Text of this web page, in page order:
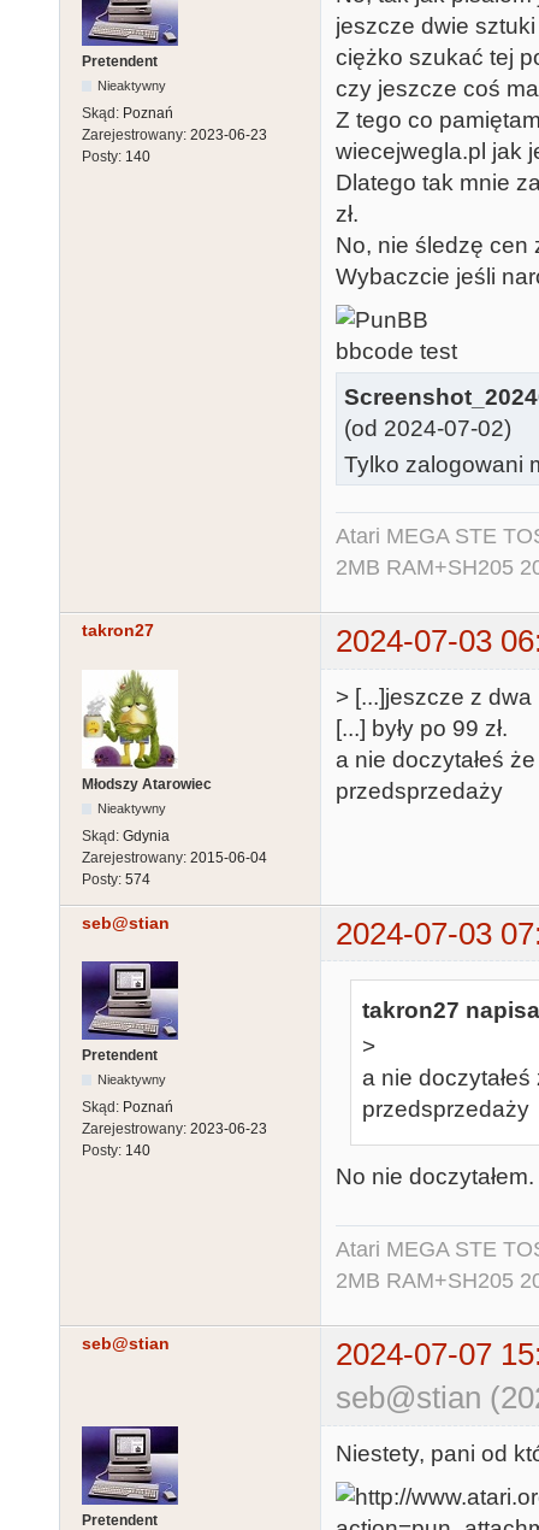
Pretendent
Nieaktywny
Skąd: Poznań
Zarejestrowany: 2023-06-23
Posty: 140
jeszcze dwie sztuki
ciężko szukać tej
czy jeszcze coś
Z tego co
wiecejwegla.pl jak
Dlatego tak mnie
zł.
No, nie śledzę cen
Wybaczcie jeśli
(od 2024-07-02)
Tylko zalogowani
Atari MEGA STE
2MB RAM+SH205
takron27 2024-07-03
Młodszy Atarowiec
Nieaktywny
Skąd: Gdynia
Zarejestrowany: 2015-06-04
Posty: 574
> [...]jeszcze z
[...] były po 99 zł.
a nie doczytałeś
przedsprzedaży
seb@stian 2024-07-03
Pretendent
Nieaktywny
Skąd: Poznań
Zarejestrowany: 2023-06-23
Posty: 140
takron27
>
a nie
przedsprzedaży
No nie doczytałem.
Atari MEGA STE
2MB RAM+SH205
seb@stian
2024-07-07
seb@stian
Pretendent
Niestety, pani od